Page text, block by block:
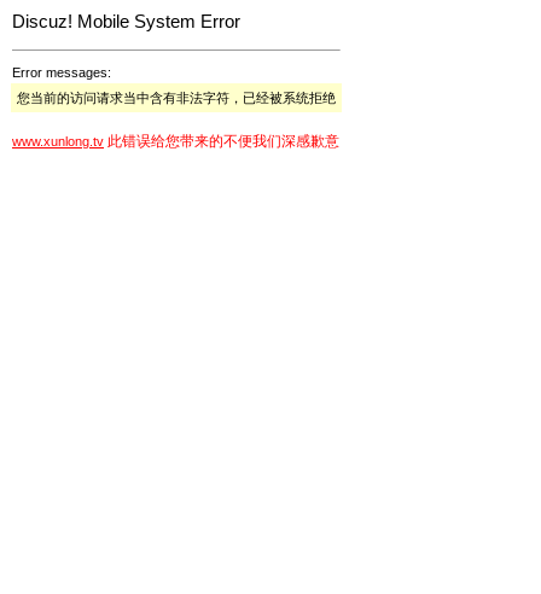
Discuz! Mobile System Error
Error messages:
您当前的访问请求当中含有非法字符，已经被系统拒绝
www.xunlong.tv 此错误给您带来的不便我们深感歉意